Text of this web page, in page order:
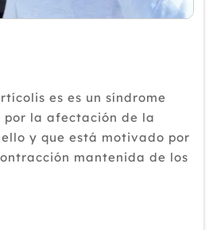
es es un síndrome
la afectación de la
y que está motivado por
mantenida de los